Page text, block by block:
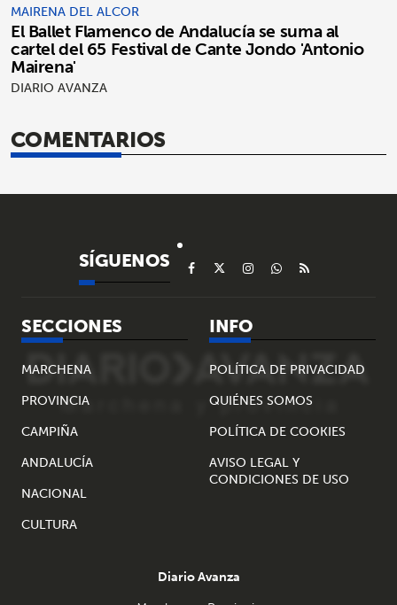
MAIRENA DEL ALCOR
El Ballet Flamenco de Andalucía se suma al
cartel del 65 Festival de Cante Jondo 'Antonio
Mairena'
DIARIO AVANZA
COMENTARIOS
SÍGUENOS
SECCIONES
MARCHENA
PROVINCIA
CAMPIÑA
ANDALUCÍA
NACIONAL
CULTURA
INFO
POLÍTICA DE PRIVACIDAD
QUIÉNES SOMOS
POLÍTICA DE COOKIES
AVISO LEGAL Y
CONDICIONES DE USO
Diario Avanza